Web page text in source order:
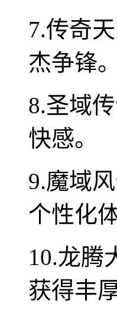
7.传奇
杰争锋。
8.圣域
快感。
9.魔域
个性化
10.龙腾
获得丰